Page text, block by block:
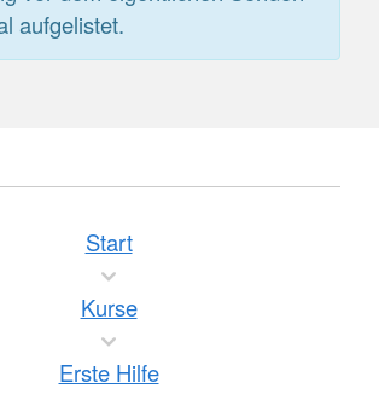
aufgelistet.
Start
Kurse
Erste Hilfe